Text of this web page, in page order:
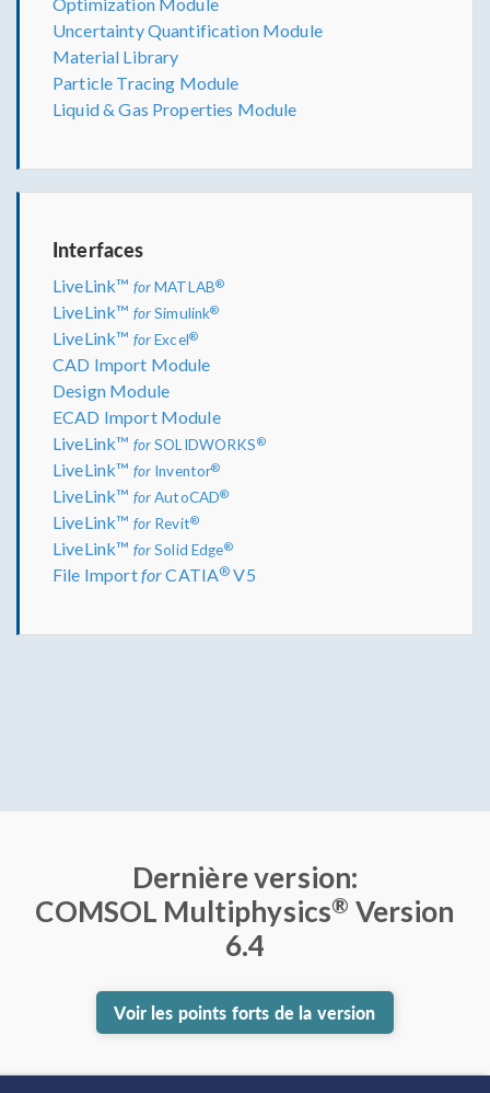
Uncertainty Quantification Module
Material Library
Particle Tracing Module
Liquid & Gas Properties Module
Interfaces
LiveLink™ forMATLAB®
LiveLink™ forSimulink®
LiveLink™ forExcel®
CAD Import Module
Design Module
ECAD Import Module
LiveLink™ forSOLIDWORKS®
LiveLink™ forInventor®
LiveLink™ forAutoCAD®
LiveLink™ forRevit®
LiveLink™ forSolid Edge®
File ImportforCATIA® V5
Dernière version:
COMSOL Multiphysics® Version
6.4
Voir les points forts de la version